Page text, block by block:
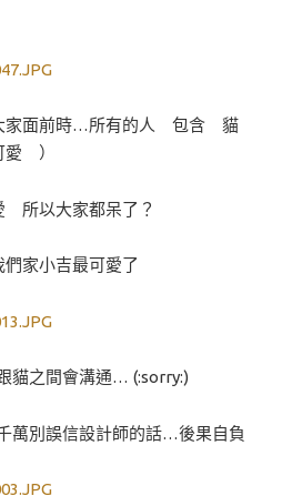
家面前時…所有的人 包含 貓
愛 ）
所以大家都呆了？
家小吉最可愛了
貓之間會溝通… (:sorry:)
萬別誤信設計師的話…後果自負